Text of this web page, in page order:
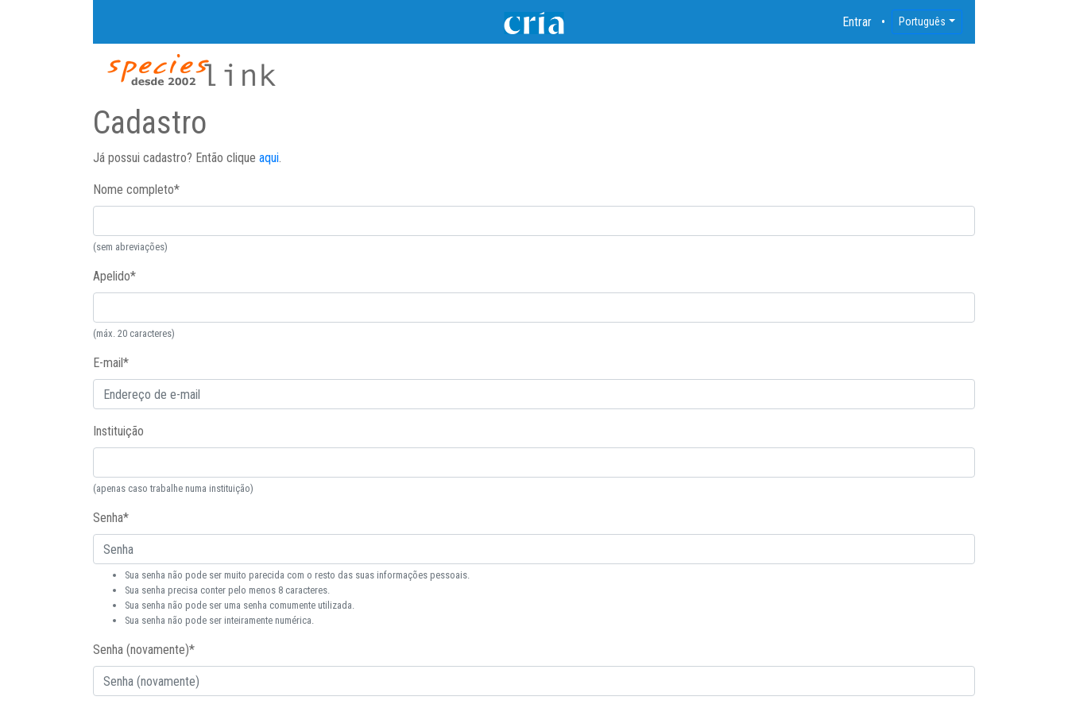
Entrar Português
Cadastro
Já possui cadastro? Então clique aqui.
Nome completo*
(sem abreviações)
Apelido*
(máx. 20 caracteres)
E-mail*
Instituição
(apenas caso trabalhe numa instituição)
Senha*
Sua senha não pode ser muito parecida com o resto das suas informações pessoais.
Sua senha precisa conter pelo menos 8 caracteres.
Sua senha não pode ser uma senha comumente utilizada.
Sua senha não pode ser inteiramente numérica.
Senha (novamente)*